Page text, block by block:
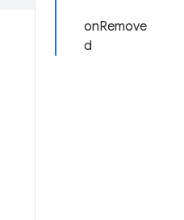
onRemove
d